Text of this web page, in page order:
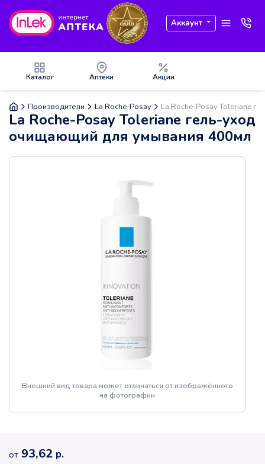
Аккаунт
Каталог Аптеки Акции
Производители La Roche-Posay La Roche-Posay Toleriane
La Roche-Posay Toleriane гель-уход
очищающий для умывания 400мл
Внешний вид товара может отличаться от изображённого
на фотографии
от 93,62 р.